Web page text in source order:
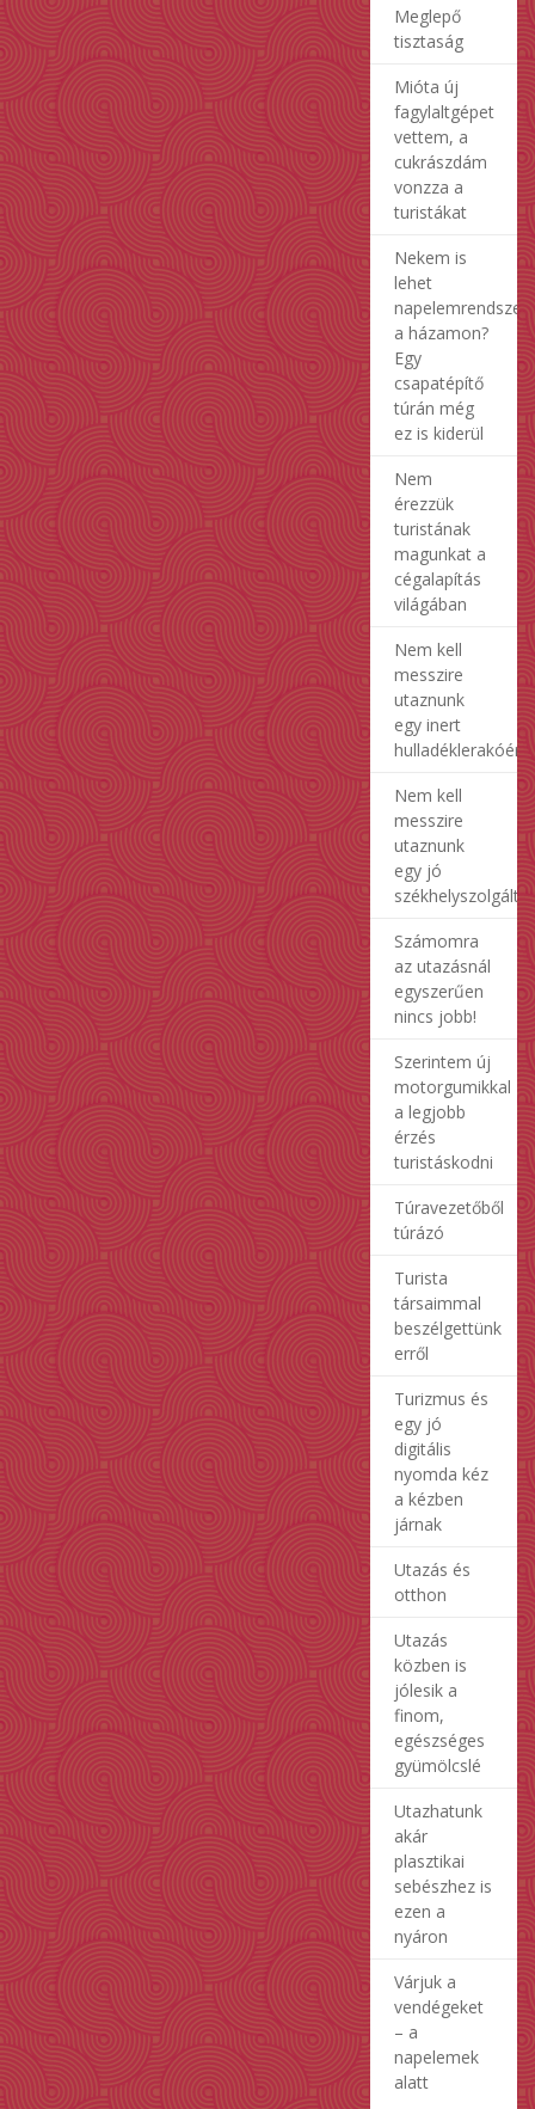
Meglepő
tisztaság
Mióta új
fagylaltgépet
vettem, a
cukrászdám
vonzza a
turistákat
Nekem is
lehet
napelemrendszer
a házamon?
Egy
csapatépítő
túrán még
ez is kiderül
Nem
érezzük
turistának
magunkat a
cégalapítás
világában
Nem kell
messzire
utaznunk
egy inert
hulladéklerakóért
Nem kell
messzire
utaznunk
egy jó
Számomra
az utazásnál
egyszerűen
nincs jobb!
Szerintem új
motorgumikkal
a legjobb
érzés
turistáskodni
Túravezetőből
túrázó
Turista
társaimmal
beszélgettünk
erről
Turizmus és
egy jó
digitális
nyomda kéz
a kézben
járnak
Utazás és
otthon
Utazás
közben is
jólesik a
finom,
egészséges
gyümölcslé
Utazhatunk
akár
plasztikai
sebészhez is
ezen a
nyáron
Várjuk a
vendégeket
– a
napelemek
alatt